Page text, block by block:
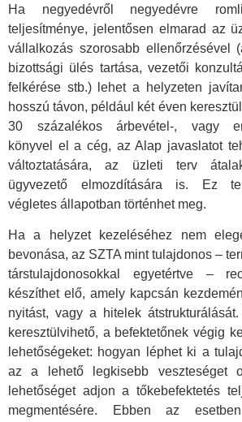
Ha negyedévről negyedévre
teljesítménye, jelentősen elmarad az
vállalkozás szorosabb ellenőrzésével
bizottsági ülés tartása, vezetői
felkérése stb.) lehet a helyzeten
hosszú távon, például két éven
30 százalékos árbevétel-, vagy
könyvel el a cég, az Alap javaslatot
változtatására, az üzleti terv
ügyvezető elmozdítására is. Ez
végletes állapotban történhet meg.
Ha a helyzet kezeléséhez nem
bevonása, az SZTA mint tulajdonos –
társtulajdonosokkal egyetértve –
készíthet elő, amely kapcsán
nyitást, vagy a hitelek
keresztülvihető, a befektetőnek végig
lehetőségeket: hogyan léphet ki a
az a lehető legkisebb veszteséget
lehetőséget adjon a tőkebefektetés
megmentésére. Ebben az